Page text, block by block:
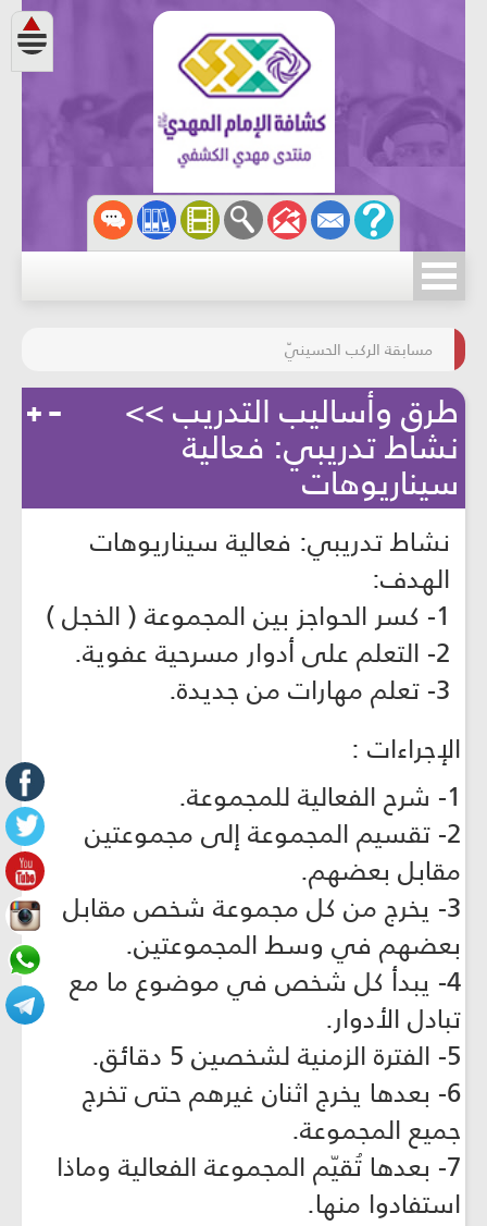
طرق وأساليب التدريب >>
نشاط تدريبي: فعالية
سيناريوهات
نشاط تدريبي: فعالية سيناريوهات
الهدف:
1- كسر الحواجز بين المجموعة ( الخجل )
2- التعلم على أدوار مسرحية عفوية.
3- تعلم مهارات من جديدة.
الإجراءات :
1- شرح الفعالية للمجموعة.
2- تقسيم المجموعة إلى مجموعتين
مقابل بعضهم.
3- يخرج من كل مجموعة شخص مقابل
بعضهم في وسط المجموعتين.
4- يبدأ كل شخص في موضوع ما مع
تبادل الأدوار.
5- الفترة الزمنية لشخصين 5 دقائق.
6- بعدها يخرج اثنان غيرهم حتى تخرج
جميع المجموعة.
7- بعدها تُقيّم المجموعة الفعالية وماذا
استفادوا منها.